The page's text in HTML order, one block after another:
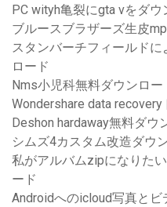
PC wityh亀裂にgta vをダ
ブルースブラザーズ生皮
スタンバーチフィールド
ロード
Nms小児科無料ダウンロー
Wondershare data
Deshon hardaway無料ダウ
シムズ4カスタム改造ダウ
私がアルバムzipになりた
ード
Androidへのicloud写真とビ